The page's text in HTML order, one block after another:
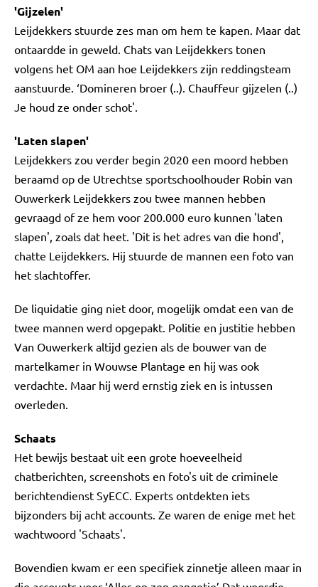
'Gijzelen'
Leijdekkers stuurde zes man om hem te kapen. Maar dat
ontaardde in geweld. Chats van Leijdekkers tonen
volgens het OM aan hoe Leijdekkers zijn reddingsteam
aanstuurde. ‘Domineren broer (..). Chauffeur gijzelen (..)
Je houd ze onder schot'.
'Laten slapen'
Leijdekkers zou verder begin 2020 een moord hebben
beraamd op de Utrechtse sportschoolhouder Robin van
Ouwerkerk Leijdekkers zou twee mannen hebben
gevraagd of ze hem voor 200.000 euro kunnen 'laten
slapen', zoals dat heet. 'Dit is het adres van die hond',
chatte Leijdekkers. Hij stuurde de mannen een foto van
het slachtoffer.
De liquidatie ging niet door, mogelijk omdat een van de
twee mannen werd opgepakt. Politie en justitie hebben
Van Ouwerkerk altijd gezien als de bouwer van de
martelkamer in Wouwse Plantage en hij was ook
verdachte. Maar hij werd ernstig ziek en is intussen
overleden.
Schaats
Het bewijs bestaat uit een grote hoeveelheid
chatberichten, screenshots en foto's uit de criminele
berichtendienst SyECC. Experts ontdekten iets
bijzonders bij acht accounts. Ze waren de enige met het
wachtwoord 'Schaats'.
Bovendien kwam er een specifiek zinnetje alleen maar in